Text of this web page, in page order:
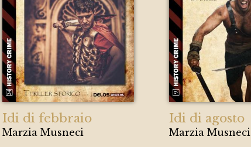
Idi di febbraio
Marzia Musneci
Idi di agosto
Marzia Musneci